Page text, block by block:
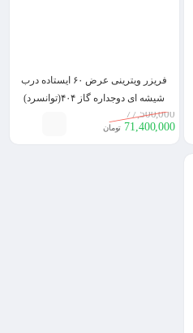
فریزر ویترینی عرض ۶۰ ایستاده درب
شیشه ای دوجداره گاز ۴۰۴(توانسرد)
77,500,000
71,400,000 تومان